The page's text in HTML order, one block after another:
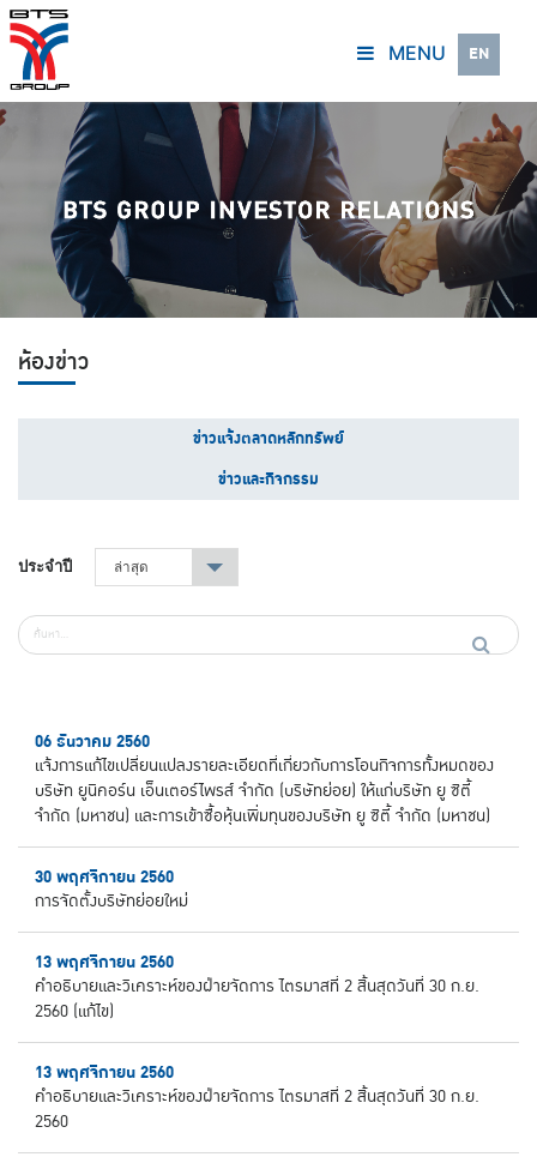
MENU EN
ห้องข่าว
ข่าวแจ้งตลาดหลักทรัพย์
ข่าวและกิจกรรม
ประจำปี ล่าสุด ▾
06 ธันวาคม 2560
แจ้งการแก้ไขเปลี่ยนแปลงรายละเอียดที่เกี่ยวกับการโอนกิจการทั้งหมดของ
บริษัท ยูนิคอร์น เอ็นเตอร์ไพรส์ จำกัด (บริษัทย่อย) ให้แก่บริษัท ยู ซิตี้
จำกัด (มหาชน) และการเข้าซื้อหุ้นเพิ่มทุนของบริษัท ยู ซิตี้ จำกัด (มหาชน)
30 พฤศจิกายน 2560
การจัดตั้งบริษัทย่อยใหม่
13 พฤศจิกายน 2560
คำอธิบายและวิเคราะห์ของฝ่ายจัดการ ไตรมาสที่ 2 สิ้นสุดวันที่ 30 ก.ย.
2560 (แก้ไข)
13 พฤศจิกายน 2560
คำอธิบายและวิเคราะห์ของฝ่ายจัดการ ไตรมาสที่ 2 สิ้นสุดวันที่ 30 ก.ย.
2560